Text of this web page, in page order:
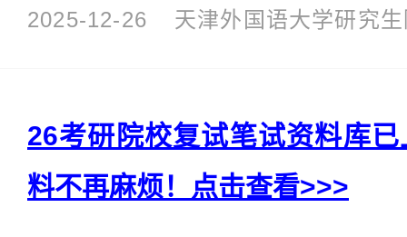
2025-12-26 天津外国语大学研究
26考研院校复试笔试资料库
料不再麻烦！点击查看>>>